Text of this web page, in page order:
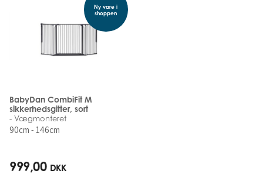
Ny vare i
shoppen
BabyDan CombiFit M
sikkerhedsgitter, sort
- Vægmonteret
90cm - 146cm
999,00 DKK